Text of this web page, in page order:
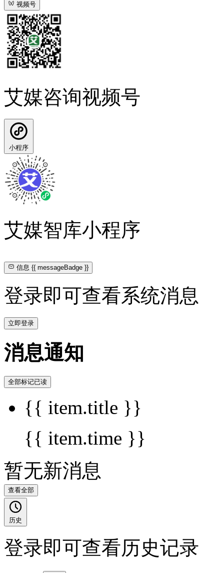
视频号
艾媒咨询视频号
小程序
艾媒智库小程序
信息{{ messageBadge }}
登录即可查看系统消息
立即登录
消息通知
全部标记已读
{{ item.title }}
{{ item.time }}
暂无新消息
查看全部
历史
登录即可查看历史记录